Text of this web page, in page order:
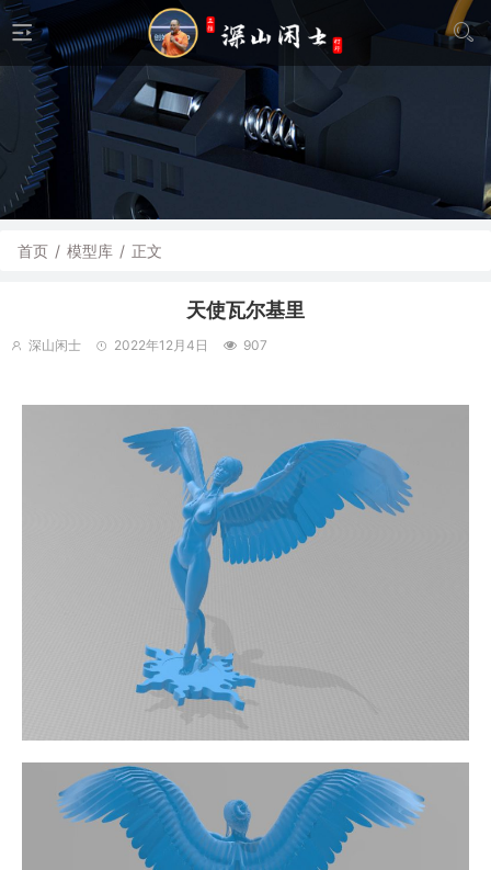
首页 / 模型库 / 正文
天使瓦尔基里
深山闲士 2022年12月4日 907